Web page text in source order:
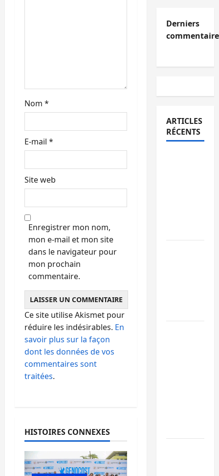
e
Nom *
E-mail *
Site web
Enregistrer mon nom,
mon e-mail et mon site
dans le navigateur pour
mon prochain
commentaire.
Ce site utilise Akismet pour
réduire les indésirables. En
savoir plus sur la façon
dont les données de vos
commentaires sont
traitées.
HISTOIRES CONNEXES
Derniers
ARTICLES
RÉCENTS